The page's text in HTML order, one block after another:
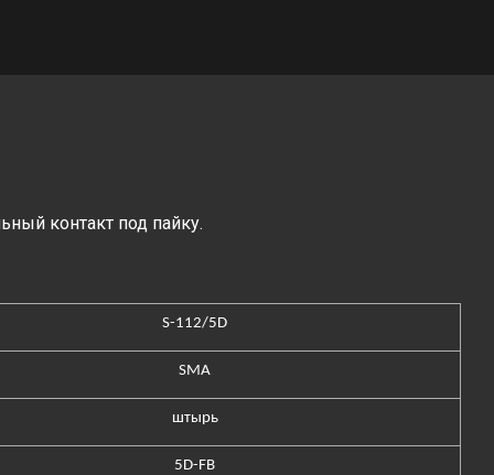
контакт под пайку.
S-112/5D
SMA
штырь
5D-FB